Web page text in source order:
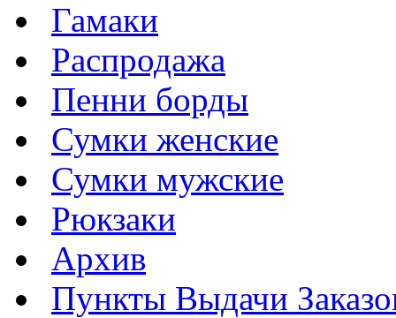
Гамаки
Распродажа
Пенни борды
Сумки женские
Сумки мужские
Рюкзаки
Архив
Пункты Выдачи